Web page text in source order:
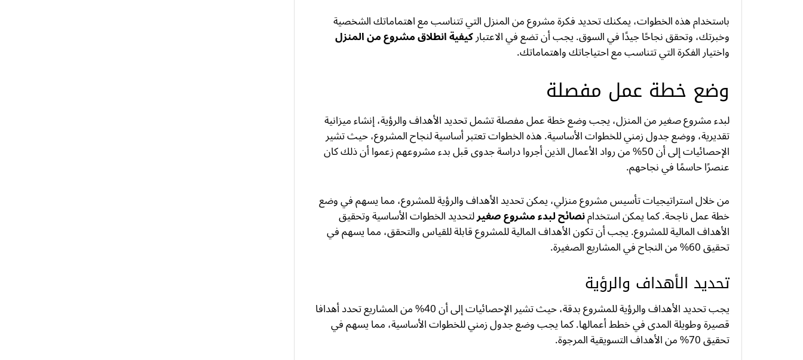
باستخدام هذه الخطوات، يمكنك تحديد فكرة مشروع من المنزل التي تتناسب مع اهتماماتك الشخصية
وخبرتك، وتحقق نجاحًا جيدًا في السوق. يجب أن تضع في الاعتباركيفية انطلاق مشروع من المنزل
واختيار الفكرة التي تتناسب مع احتياجاتك واهتماماتك.
وضع خطة عمل مفصلة
لبدء مشروع صغير من المنزل، يجب وضع خطة عمل مفصلة تشمل تحديد الأهداف والرؤية، إنشاء ميزانية
تقديرية، ووضع جدول زمني للخطوات الأساسية. هذه الخطوات تعتبر أساسية لنجاح المشروع، حيث تشير
الإحصائيات إلى أن 50% من رواد الأعمال الذين أجروا دراسة جدوى قبل بدء مشروعهم زعموا أن ذلك كان
عنصرًا حاسمًا في نجاحهم.
من خلال استراتيجيات تأسيس مشروع منزلي، يمكن تحديد الأهداف والرؤية للمشروع، مما يسهم في وضع
خطة عمل ناجحة. كما يمكن استخدامنصائح لبدء مشروع صغيرلتحديد الخطوات الأساسية وتحقيق
الأهداف المالية للمشروع. يجب أن تكون الأهداف المالية للمشروع قابلة للقياس والتحقق، مما يسهم في
تحقيق 60% من النجاح في المشاريع الصغيرة.
تحديد الأهداف والرؤية
يجب تحديد الأهداف والرؤية للمشروع بدقة، حيث تشير الإحصائيات إلى أن 40% من المشاريع تحدد أهدافا
قصيرة وطويلة المدى في خطط أعمالها. كما يجب وضع جدول زمني للخطوات الأساسية، مما يسهم في
تحقيق 70% من الأهداف التسويقية المرجوة.